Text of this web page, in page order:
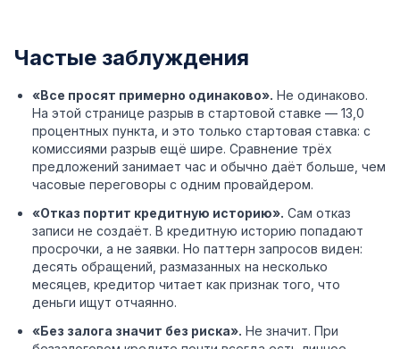
Частые заблуждения
«Все просят примерно одинаково». Не одинаково.
На этой странице разрыв в стартовой ставке — 13,0
процентных пункта, и это только стартовая ставка: с
комиссиями разрыв ещё шире. Сравнение трёх
предложений занимает час и обычно даёт больше, чем
часовые переговоры с одним провайдером.
«Отказ портит кредитную историю». Сам отказ
записи не создаёт. В кредитную историю попадают
просрочки, а не заявки. Но паттерн запросов виден:
десять обращений, размазанных на несколько
месяцев, кредитор читает как признак того, что
деньги ищут отчаянно.
«Без залога значит без риска». Не значит. При